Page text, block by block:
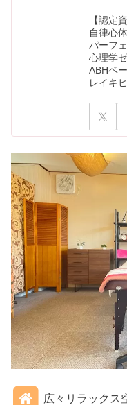
【認定
自律心
パーフ
心理学
ABHベ
レイキ
広々リラックス